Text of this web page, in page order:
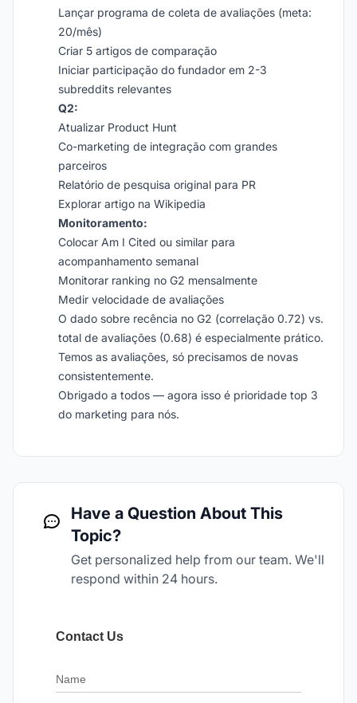
Lançar programa de coleta de avaliações (meta:
20/mês)
Criar 5 artigos de comparação
Iniciar participação do fundador em 2-3
subreddits relevantes
Q2:
Atualizar Product Hunt
Co-marketing de integração com grandes
parceiros
Relatório de pesquisa original para PR
Explorar artigo na Wikipedia
Monitoramento:
Colocar Am I Cited ou similar para
acompanhamento semanal
Monitorar ranking no G2 mensalmente
Medir velocidade de avaliações
O dado sobre recência no G2 (correlação 0.72) vs.
total de avaliações (0.68) é especialmente prático.
Temos as avaliações, só precisamos de novas
consistentemente.
Obrigado a todos — agora isso é prioridade top 3
do marketing para nós.
Have a Question About This
Topic?
Get personalized help from our team. We'll
respond within 24 hours.